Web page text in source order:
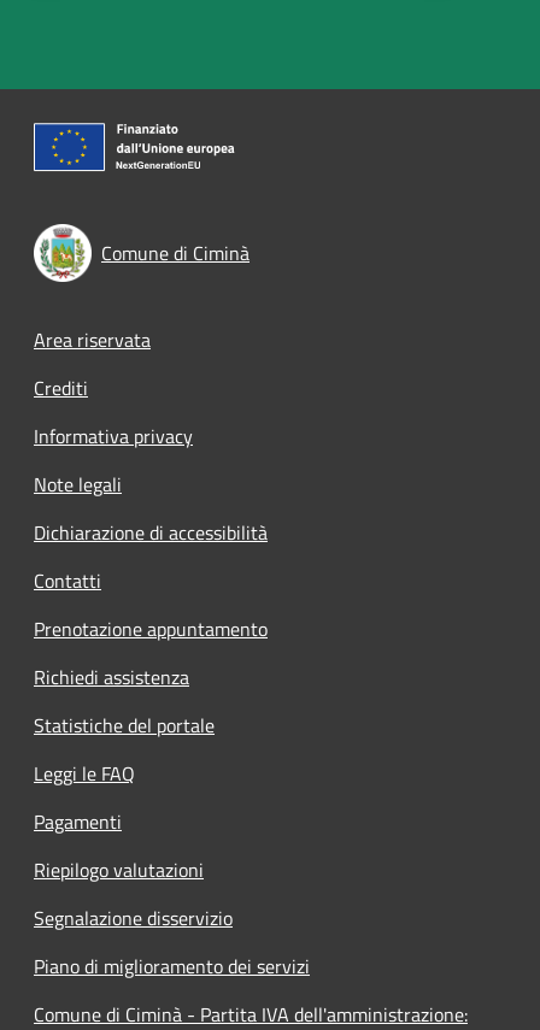
Comune di Ciminà
Footer menu
Area riservata
Crediti
Informativa privacy
Note legali
Dichiarazione di accessibilità
Contatti
Prenotazione appuntamento
Richiedi assistenza
Statistiche del portale
Leggi le FAQ
Pagamenti
Riepilogo valutazioni
Segnalazione disservizio
Piano di miglioramento dei servizi
Comune di Ciminà - Partita IVA dell'amministrazione: